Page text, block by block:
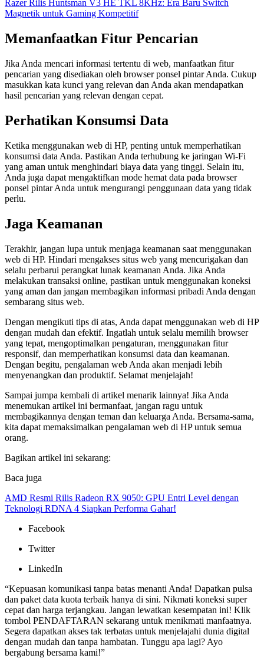
Razer Rilis Huntsman V3 HE TKL 8KHz: Era Baru Switch
Magnetik untuk Gaming Kompetitif
Memanfaatkan Fitur Pencarian
Jika Anda mencari informasi tertentu di web, manfaatkan fitur
pencarian yang disediakan oleh browser ponsel pintar Anda. Cukup
masukkan kata kunci yang relevan dan Anda akan mendapatkan
hasil pencarian yang relevan dengan cepat.
Perhatikan Konsumsi Data
Ketika menggunakan web di HP, penting untuk memperhatikan
konsumsi data Anda. Pastikan Anda terhubung ke jaringan Wi-Fi
yang aman untuk menghindari biaya data yang tinggi. Selain itu,
Anda juga dapat mengaktifkan mode hemat data pada browser
ponsel pintar Anda untuk mengurangi penggunaan data yang tidak
perlu.
Jaga Keamanan
Terakhir, jangan lupa untuk menjaga keamanan saat menggunakan
web di HP. Hindari mengakses situs web yang mencurigakan dan
selalu perbarui perangkat lunak keamanan Anda. Jika Anda
melakukan transaksi online, pastikan untuk menggunakan koneksi
yang aman dan jangan membagikan informasi pribadi Anda dengan
sembarang situs web.
Dengan mengikuti tips di atas, Anda dapat menggunakan web di HP
dengan mudah dan efektif. Ingatlah untuk selalu memilih browser
yang tepat, mengoptimalkan pengaturan, menggunakan fitur
responsif, dan memperhatikan konsumsi data dan keamanan.
Dengan begitu, pengalaman web Anda akan menjadi lebih
menyenangkan dan produktif. Selamat menjelajah!
Sampai jumpa kembali di artikel menarik lainnya! Jika Anda
menemukan artikel ini bermanfaat, jangan ragu untuk
membagikannya dengan teman dan keluarga Anda. Bersama-sama,
kita dapat memaksimalkan pengalaman web di HP untuk semua
orang.
Bagikan artikel ini sekarang:
Baca juga
AMD Resmi Rilis Radeon RX 9050: GPU Entri Level dengan
Teknologi RDNA 4 Siapkan Performa Gahar!
Facebook
Twitter
LinkedIn
“Kepuasan komunikasi tanpa batas menanti Anda! Dapatkan pulsa
dan paket data kuota terbaik hanya di sini. Nikmati koneksi super
cepat dan harga terjangkau. Jangan lewatkan kesempatan ini! Klik
tombol PENDAFTARAN sekarang untuk menikmati manfaatnya.
Segera dapatkan akses tak terbatas untuk menjelajahi dunia digital
dengan mudah dan tanpa hambatan. Tunggu apa lagi? Ayo
bergabung bersama kami!”